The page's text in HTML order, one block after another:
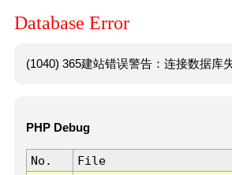
Database Error
(1040) 365建站错误警告：连接数据库
PHP Debug
No. File